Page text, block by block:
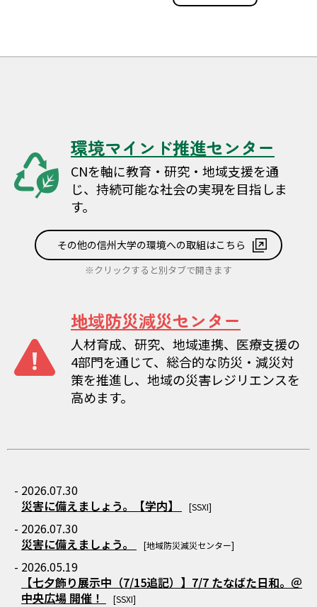
環境マインド推進センター
CNを軸に教育・研究・地域支援を通
じ、持続可能な社会の実現を目指しま
す。
その他の信州大学の環境への取組はこちら
※クリックすると別タブで開きます
地域防災減災センター
人材育成、研究、地域連携、医療支援の
4部門を通じて、総合的な防災・減災対
策を推進し、地域の災害レジリエンスを
高めます。
- 2026.07.30
災害に備えましょう。【学内】
[SSXI]
- 2026.07.30
災害に備えましょう。
[地域防災減災センター]
- 2026.05.19
【七夕飾り展示中（7/15追記）】7/7 たなばた日和。＠
中央広場 開催！
[SSXI]